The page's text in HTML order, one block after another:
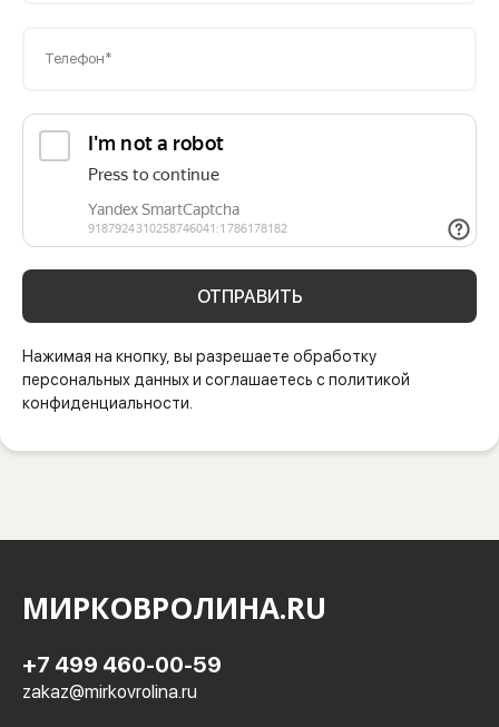
Телефон*
ОТПРАВИТЬ
Нажимая на кнопку, вы разрешаете обработку
персональных данных и соглашаетесь с политикой
конфиденциальности.
МИРКОВРОЛИНА.RU
+7 499 460-00-59
zakaz@mirkovrolina.ru